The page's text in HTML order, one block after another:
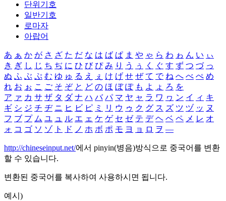
단위기호
일반기호
로마자
아랍어
あ ぁ か が さ ざ た だ な は ば ぱ ま や ゃ ら わ ゎ ん い ぃ
き ぎ し じ ち ぢ に ひ び ぴ み り う ぅ く ぐ す ず つ づ っ
ぬ ふ ぶ ぷ む ゆ ゅ る え ぇ け げ せ ぜ て で ね へ べ ぺ め
れ お ぉ こ ご そ ぞ と ど の ほ ぼ ぽ も よ ょ ろ を
ア ァ カ サ ザ タ ダ ナ ハ バ パ マ ヤ ャ ラ ワ ヮ ン イ ィ キ
ギ シ ジ チ ヂ ニ ヒ ビ ピ ミ リ ウ ゥ ク グ ス ズ ツ ヅ ッ ヌ
フ ブ プ ム ユ ュ ル エ ェ ケ ゲ セ ゼ テ デ ヘ ベ ペ メ レ オ
ォ コ ゴ ソ ゾ ト ド ノ ホ ボ ポ モ ヨ ョ ロ ヲ ―
http://chineseinput.net/에서 pinyin(병음)방식으로 중국어를 변환
할 수 있습니다.
변환된 중국어를 복사하여 사용하시면 됩니다.
예시)